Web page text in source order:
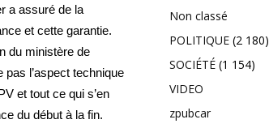
a assuré de la
et cette garantie.
du ministère de
pas l’aspect technique
et tout ce qui s’en
du début à la fin.
Non classé
POLITIQUE (2 180)
SOCIÉTÉ (1 154)
VIDEO
zpubcar